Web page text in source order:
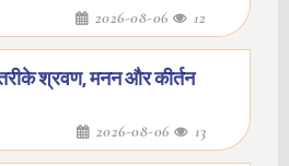
2026-08-06 12
श्रवण, मनन और कीर्तन
2026-08-06 13